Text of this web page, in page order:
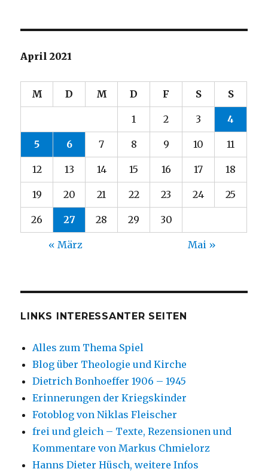
April 2021
M D M D F S S
1 2 3 4
5 6 7 8 9 10 11
12 13 14 15 16 17 18
19 20 21 22 23 24 25
26 27 28 29 30
« März Mai »
LINKS INTERESSANTER SEITEN
Alles zum Thema Spiel
Blog über Theologie und Kirche
Dietrich Bonhoeffer 1906 – 1945
Erinnerungen der Kriegskinder
Fotoblog von Niklas Fleischer
frei und gleich – Texte, Rezensionen und
Kommentare von Markus Chmielorz
Hanns Dieter Hüsch, weitere Infos